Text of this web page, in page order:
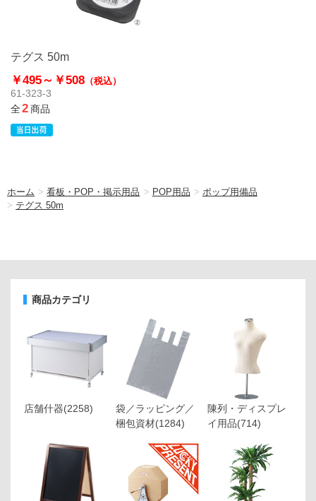
テグス 50m
￥495～ ￥508 （税込）
61-323-3
全2商品
ホーム >看板・POP・掲示用品 > POP用品 > ポップ用備品
> テグス 50m
商品カテゴリ
店舗什器(2258)
袋／ラッピング／
梱包資材(1284)
陳列・ディスプレ
イ用品(714)